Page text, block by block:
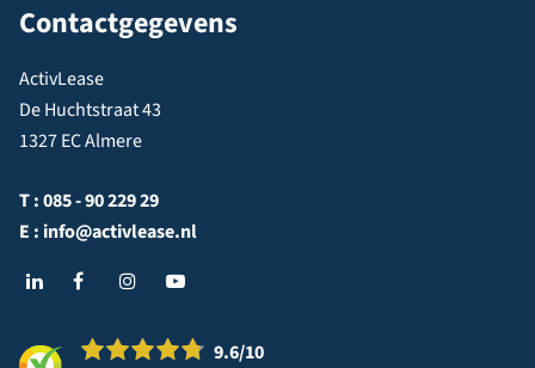
Contactgegevens
ActivLease
De Huchtstraat 43
1327 EC Almere
T :085 - 90 229 29
E : info@activlease.nl
9.6/10